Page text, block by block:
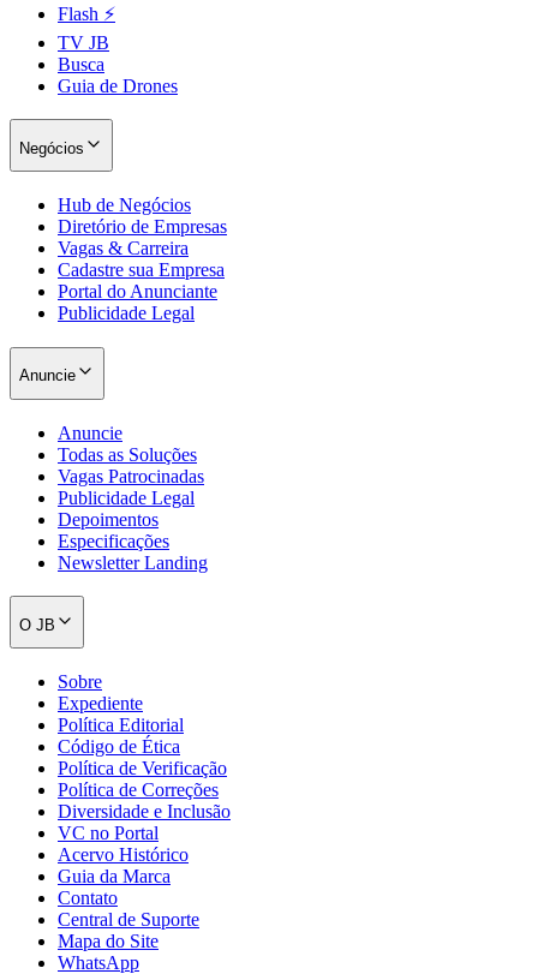
São Paulo
Santos
Flash ⚡
TV JB
Busca
Guia de Drones
Negócios
Hub de Negócios
Diretório de Empresas
Vagas & Carreira
Cadastre sua Empresa
Portal do Anunciante
Publicidade Legal
Anuncie
Anuncie
Todas as Soluções
Vagas Patrocinadas
Publicidade Legal
Depoimentos
Especificações
Newsletter Landing
O JB
Sobre
Expediente
Política Editorial
Código de Ética
Política de Verificação
Política de Correções
Diversidade e Inclusão
VC no Portal
Acervo Histórico
Guia da Marca
Contato
Central de Suporte
Mapa do Site
WhatsApp